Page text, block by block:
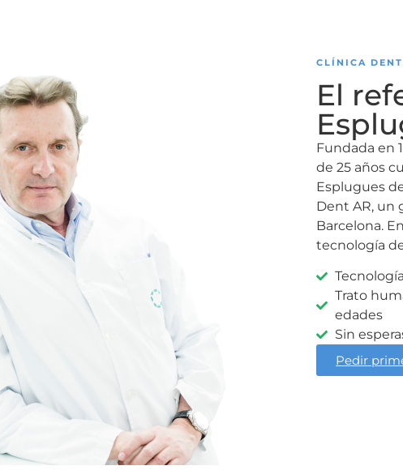
CLÍNICA
El
Fundada en
de 25 años
Esplugues
Dent AR, un
Barcelona.
tecnología
Trato
edades
Sin
Pedir